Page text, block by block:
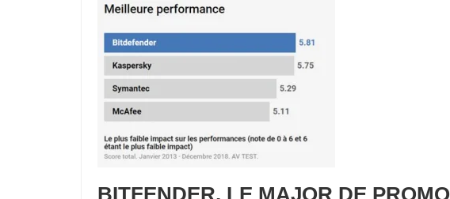
BITFENDER, LE MAJOR DE PROMO